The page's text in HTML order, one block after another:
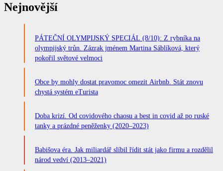
Nejnovější
PÁTEČNÍ OLYMPIJSKÝ SPECIÁL (8/10): Z rybníka na
olympijský trůn. Zázrak jménem Martina Sáblíková, který
pokořil světové velmoci
Obce by mohly dostat pravomoc omezit Airbnb. Stát znovu
chystá systém eTurista
Doba krizí. Od covidového chaosu a best in covid až po ruské
tanky a prázdné peněženky (2020–2023)
Babišova éra. Jak miliardář slíbil řídit stát jako firmu a rozdělil
národ vedví (2013–2021)